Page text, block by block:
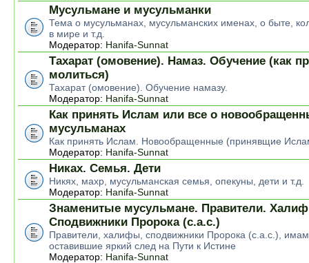
Мусульмане и мусульманки
Тема о мусульманах, мусульманских именах, о быте,
в мире и т.д.
Модератор: Hanifa-Sunnat
Тахарат (омовение). Намаз. Обучение (как
молиться)
Тахарат (омовение). Обучение намазу.
Модератор: Hanifa-Sunnat
Как принять Ислам или все о
мусульманах
Как принять Ислам. Новообращенные (принявщие
Модератор: Hanifa-Sunnat
Никах. Семья. Дети
Никях, махр, мусульманская семья, опекуны, дети и т.д.
Модератор: Hanifa-Sunnat
Знаменитые мусульмане. Правители.
Сподвижники Пророка (с.а.с.)
Правители, халифы, сподвижники Пророка (с.а.с.),
оставившие яркий след на Пути к Истине
Модератор: Hanifa-Sunnat